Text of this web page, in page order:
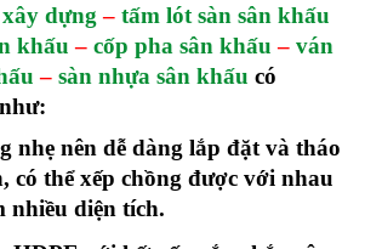
dựng – tấm lót sàn sân khấu
khấu – cốp pha sân khấu – ván
– sàn nhựa sân khấu có
nhẹ nên dễ dàng lắp đặt và tháo
có thể xếp chồng được với nhau
nhiều diện tích.